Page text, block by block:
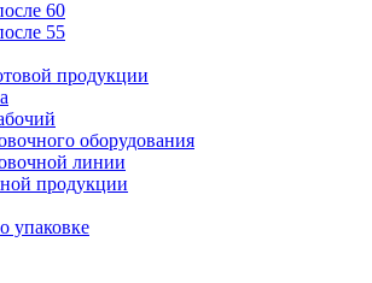
60
55
продукции
оборудования
линии
продукции
упаковке